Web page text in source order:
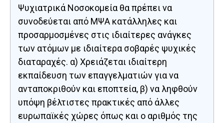
Ψυχιατρικά Νοσοκομεία θα πρέπει να
συνοδεύεται από ΜΨΑ κατάλληλες και
προσαρμοσμένες στις ιδιαίτερες ανάγκες
των ατόμων με ιδιαίτερα σοβαρές ψυχικές
διαταραχές. α) Χρειάζεται ιδιαίτερη
εκπαίδευση των επαγγελματιών για να
ανταποκριθούν και εποπτεία, β) να ληφθούν
υπόψη βέλτιστες πρακτικές από άλλες
ευρωπαϊκές χώρες όπως και ο αριθμός της